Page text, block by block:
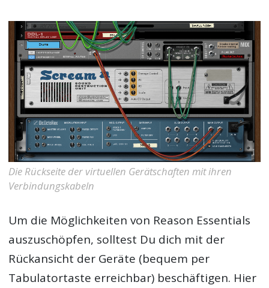
Die Rückseite der virtuellen Gerätschaften mit ihren
Verbindungskabeln
Um die Möglichkeiten von Reason Essentials
auszuschöpfen, solltest Du dich mit der
Rückansicht der Geräte (bequem per
Tabulatortaste erreichbar) beschäftigen. Hier